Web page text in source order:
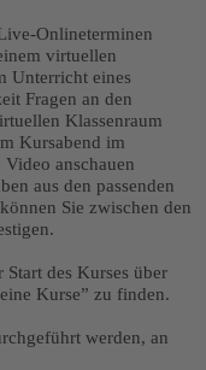
Onlineterminen
virtuellen
Unterricht eines
Fragen an den
Klassenraum
Kursabend im
anschauen
aus den passenden
Sie zwischen den
des Kurses über
Kurse” zu finden.
werden, an